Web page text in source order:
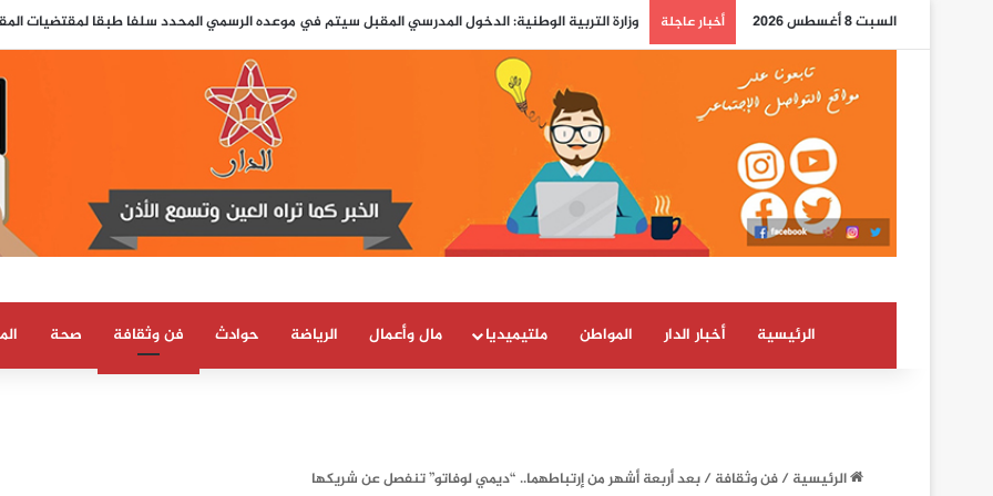
السبت 8 أغسطس 2026 أخبار عاجلة صحيفة إسبانية: الاستخبارات العسكرية حذّرت مسبقاً من محاولة اقتحام جماعي لسبتة قبل ثلاثة أيام من
الرئيسية أخبار الدار المواطن ملتيميديا مال وأعمال الرياضة حوادث فن وثقافة صحة
الرئيسية/فن وثقافة/بعد أربعة أشهر من إرتباطهما.. “ديمي لوفاتو” تنفصل عن شريكها